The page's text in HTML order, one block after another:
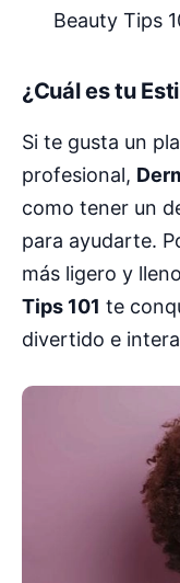
Beauty Tips
¿Cuál es tu
Si te gusta un
profesional,
como tener un
para ayudarte.
más ligero y
Tips 101 te
divertido e